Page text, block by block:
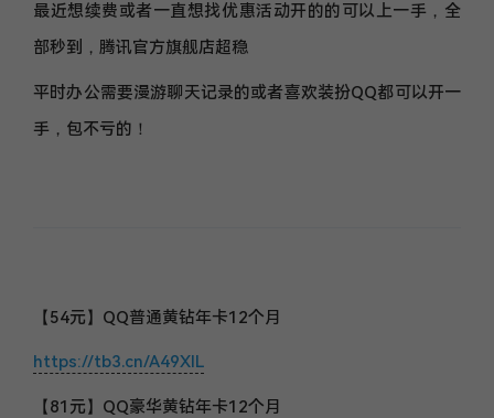
最近想续费或者一直想找优惠活动开的的可以上一手，全
部秒到，腾讯官方旗舰店超稳
平时办公需要漫游聊天记录的或者喜欢装扮QQ都可以开一
手，包不亏的！
【54元】QQ普通黄钻年卡12个月
https://tb3.cn/A49XlL
【81元】QQ豪华黄钻年卡12个月